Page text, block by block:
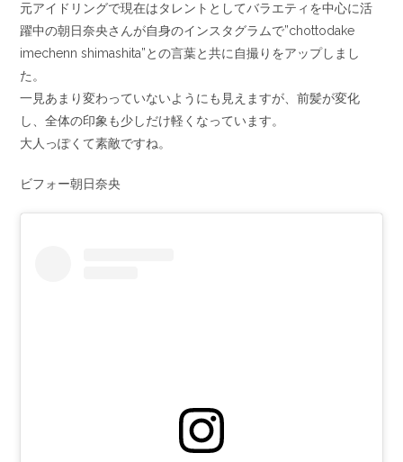
元アイドリングで現在はタレントとしてバラエティを中心に活
躍中の朝日奈央さんが自身のインスタグラムで”chottodake
imechenn shimashita”との言葉と共に自撮りをアップしまし
た。
一見あまり変わっていないようにも見えますが、前髪が変化
し、全体の印象も少しだけ軽くなっています。
大人っぽくて素敵ですね。
ビフォー朝日奈央